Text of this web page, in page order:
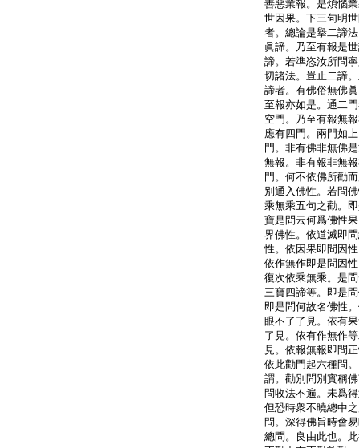
善惡業報。是煩惱
世因果。下三句明
者。總論是擧二諦
眞諦。乃至有報是
諦。若準恣汝所問
切諸法。豈止二諦
諦者。有佛俗無佛
至報亦如是。通二
空門。乃至有報無
應有四門。兩門如
門。非有佛非無佛
無報。非有報非無
門。何不依佛所勸
別通入佛性。若問
乘無乘五句之勸。
寶是問云何爲佛性
界佛性。依道滅即
性。依因果即問因
依作無作即是問因
復次依乘無乘。是
三寶四諦等。即是
即是問何故名佛性
眼不了了見。依有
了見。依有作無作
見。依報無報即問
依此勸門起六種問
謂。勸別問別實稱
問收法不遍。未爲
但恐時衆不曉總中
問。深得佛旨時會
總問。良由此也。